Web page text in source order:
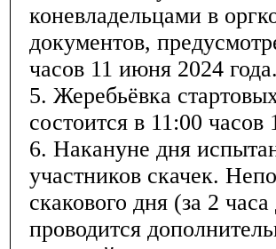
коневладельцами в
документов,
часов 11 июня 2024 года.
5. Жеребьёвка
состоится в 11:00
6. Накануне дня
участников скачек.
скакового дня (за 2
проводится